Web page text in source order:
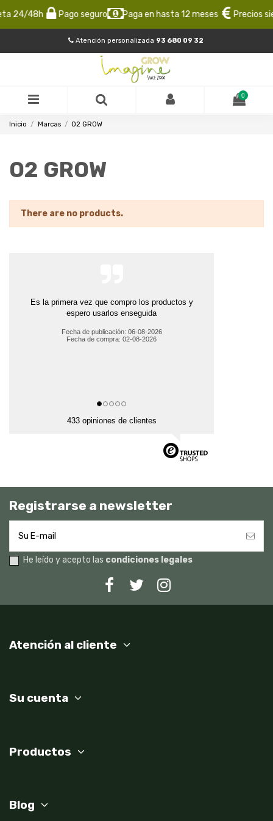
24/48h Pago seguro Paga en hasta 12 meses Precios
Atención personalizada 93 680 09 32
0
Inicio Marcas O2 GROW
O2 GROW
There are no products.
Es la primera vez que compro los productos y
espero usarlos enseguida
Fecha de publicación: 06-08-2026
Fecha de compra: 02-08-2026
433 opiniones de clientes
Registrarse a newsletter
He leído y acepto las condiciones legales
Atención al cliente
Su cuenta
Productos
Blog